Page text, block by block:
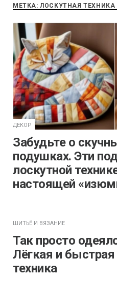
МЕТКА:ЛОСКУТНАЯ ТЕХНИКА
ДЕКОР
Забудьте о
подушках. Эти
лоскутной
настоящей
ШИТЬЁ И ВЯЗАНИЕ
Так просто
Лёгкая и быстрая
техника